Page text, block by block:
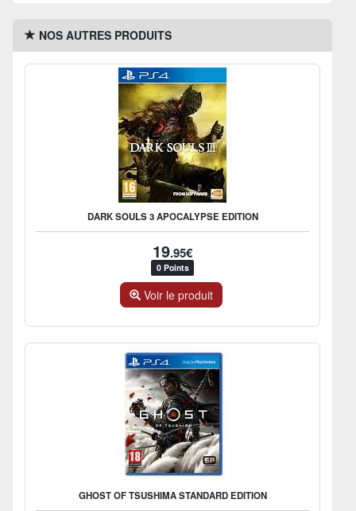
NOS AUTRES PRODUITS
DARK SOULS 3 APOCALYPSE EDITION
19.95€
0 Points
Voir le produit
GHOST OF TSUSHIMA STANDARD EDITION